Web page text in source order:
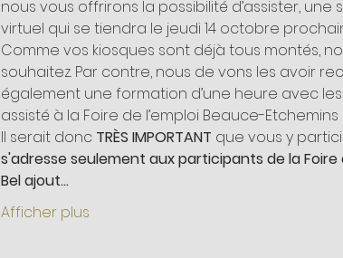
nous vous offrirons la possibilité d’assister,
virtuel qui se tiendra le jeudi 14 octobre
Comme vos kiosques sont déjà tous montés,
souhaitez. Par contre, nous de vons les avoir
également une formation d’une heure avec
assisté à la Foire de l’emploi Beauce-
Il serait donc TRÈS IMPORTANT que vous y
s'adresse seulement aux participants de la Foire
Bel ajout…
Afficher plus